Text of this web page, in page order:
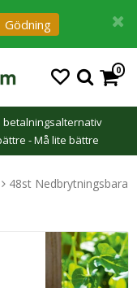
Gödning
0
betalningsalternativ
- Må lite bättre
48st Nedbrytningsbara